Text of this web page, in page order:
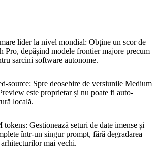
lider la nivel mondial: Obține un scor de
Pro, depășind modele frontier majore precum
sarcini software autonome.
source: Spre deosebire de versiunile Medium
este proprietar și nu poate fi auto-
locală.
tokens: Gestionează seturi de date imense și
într-un singur prompt, fără degradarea
mai vechi.